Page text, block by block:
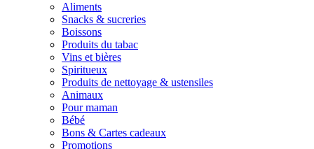
Aliments
Snacks & sucreries
Boissons
Produits du tabac
Vins et bières
Spiritueux
Produits de nettoyage & ustensiles
Animaux
Pour maman
Bébé
Bons & Cartes cadeaux
Promotions